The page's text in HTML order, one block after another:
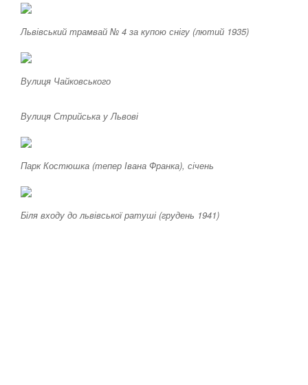
Львівський трамвай № 4 за купою снігу (лютий 1935)
Вулиця Чайковського
Вулиця Стрийська у Львові
Парк Костюшка (тепер Івана Франка), січень
Біля входу до львівської ратуші (грудень 1941)